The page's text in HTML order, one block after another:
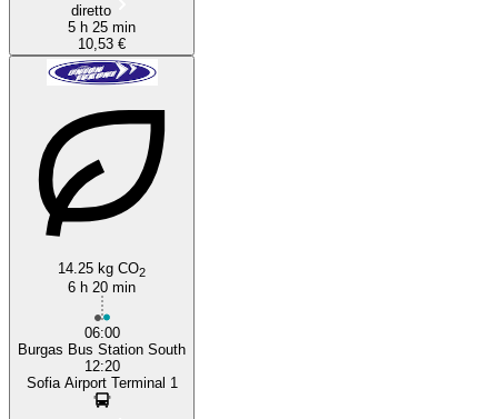
diretto
5 h 25 min
10,53 €
14.25 kg CO2
6 h 20 min
06:00
Burgas Bus Station South
12:20
Sofia Airport Terminal 1